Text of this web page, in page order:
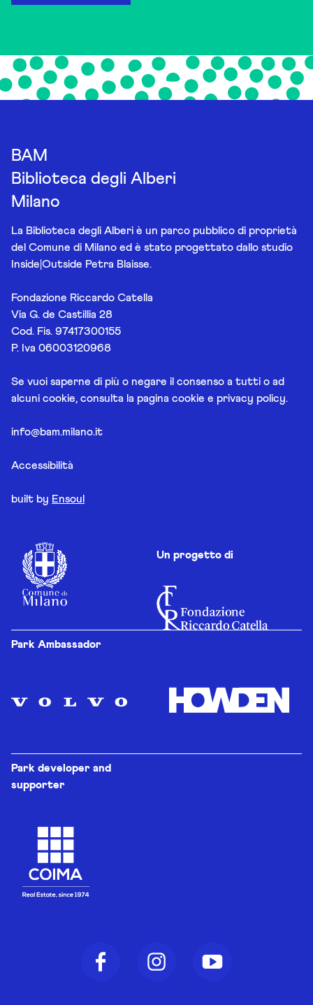
BAM
Biblioteca degli Alberi
Milano
La Biblioteca degli Alberi è un parco pubblico di proprietà
del Comune di Milano ed è stato progettato dallo studio
Inside|Outside Petra Blaisse.
Fondazione Riccardo Catella
Via G. de Castillia 28
Cod. Fis. 97417300155
P. Iva 06003120968
Se vuoi saperne di più o negare il consenso a tutti o ad
alcuni cookie, consulta la pagina cookie e privacy policy.
info@bam.milano.it
Accessibilità
built by Ensoul
Un progetto di
Park Ambassador
Park developer and
supporter